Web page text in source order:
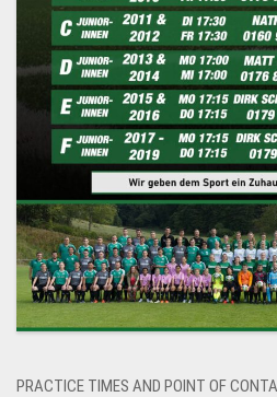
PRACTICE TIMES AND POINT OF